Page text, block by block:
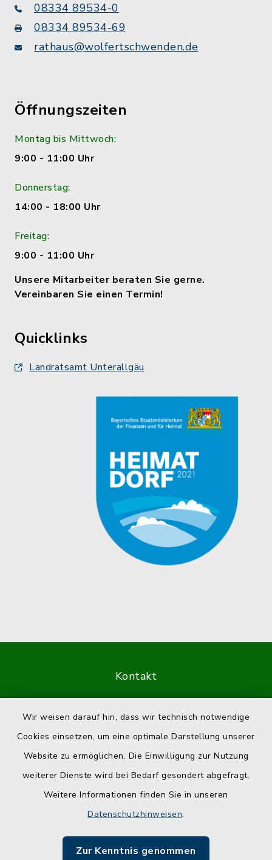
Wir weisen darauf hin, dass wir technisch notwendige
Cookies einsetzen, um eine optimale Darstellung unserer
Website zu ermöglichen. Die Einwilligung zur Nutzung
weiterer Dienste wird bei Bedarf gesondert abgefragt.
Weitere Informationen finden Sie in unseren
Datenschutzhinweisen.
Zur Kenntnis genommen
08334 89534-0
08334 89534-69
rathaus@wolfertschwenden.de
Öffnungszeiten
Montag bis Mittwoch:
9:00 - 11:00 Uhr
Donnerstag:
14:00 - 18:00 Uhr
Freitag:
9:00 - 11:00 Uhr
Unsere Mitarbeiter beraten Sie gerne.
Vereinbaren Sie einen Termin!
Quicklinks
Landratsamt Unterallgäu
Kontakt
Datenschutz
Impressum
Sitemap
Cookie-Einstellungen